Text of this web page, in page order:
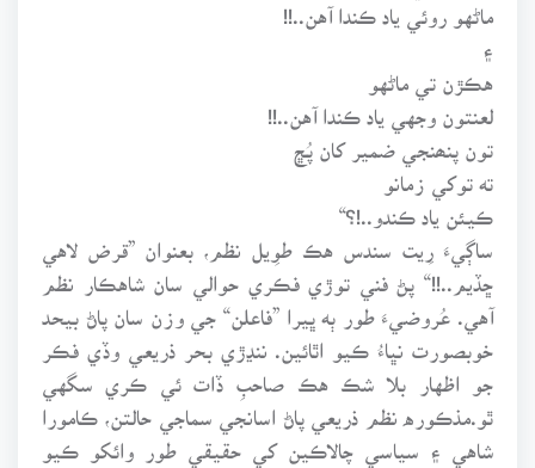
ماڻهو روئي ياد ڪندا آهن..!!
هڪڙن تي ماڻهو
لعنتون وجهي ياد ڪندا آهن..!!
تون پنھنجي ضمير کان پُڇ
ته توکي زمانو
ڪيئن ياد ڪندو..!؟“
ساڳيءَ رِيت سندس هڪ طوِيل نظم، بعنوان ”قرض لاهي
ڇڏيم..!!“ پڻ فني توڙي فڪري حوالي سان شاهڪار نظم
آهي. عُروضيءَ طور ٻه ڀيرا ”فاعلن“ جي وزن سان پاڻ بيحد
خوبصورت نڀاءُ ڪيو اٿائين. ننڍڙي بحر ذريعي وڏي فڪر
جو اظهار بلا شڪ هڪ صاحبِ ڏات ئي ڪري سگهي
ٿو.مذڪوره نظم ذريعي پاڻ اسانجي سماجي حالتن، ڪامورا
شاهي ۽ سياسي چالاڪين کي حقيقي طور وائکو ڪيو